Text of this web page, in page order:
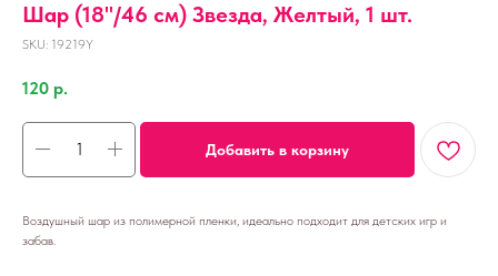
Шар (18''/46 см) Звезда, Желтый, 1 шт.
SKU: 19219Y
120 р.
Добавить в корзину
Воздушный шар из полимерной пленки, идеально подходит для детских игр и
забав.